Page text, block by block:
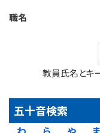
職名
教員氏名とキ
五十音検索
ま
や
ら
わ